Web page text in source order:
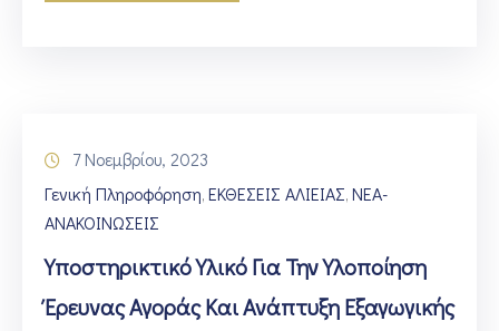
7 Νοεμβρίου, 2023
Γενική Πληροφόρηση‚ ΕΚΘΕΣΕΙΣ ΑΛΙΕΙΑΣ‚ ΝΕΑ-
ΑΝΑΚΟΙΝΩΣΕΙΣ
Υποστηρικτικό Υλικό Για Την Υλοποίηση
Έρευνας Αγοράς Και Ανάπτυξη Εξαγωγικής